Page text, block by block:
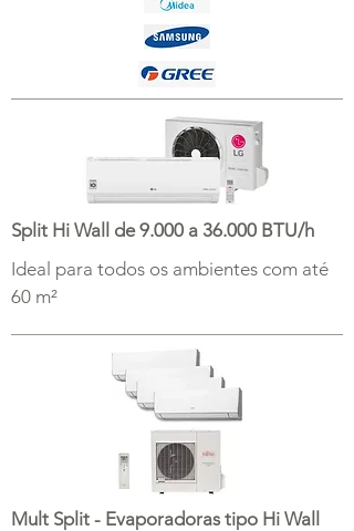
Split Hi Wall de 9.000 a 36.000 BTU/h
Ideal para todos os ambientes com até
60 m²
Mult Split - Evaporadoras tipo Hi Wall